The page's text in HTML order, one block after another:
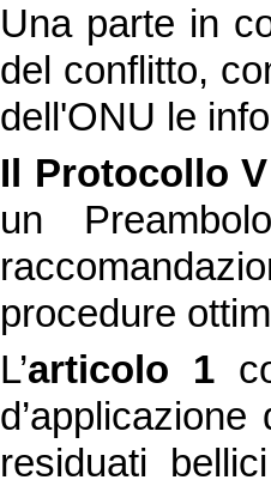
Una parte in
del conflitto,
dell'ONU le
Il Protocollo
un
procedure
L’articolo 1
residuati